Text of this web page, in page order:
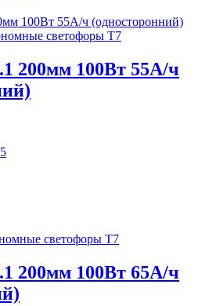
светофоры Т7
200мм 100Вт 55А/ч
светофоры Т7
200мм 100Вт 65А/ч